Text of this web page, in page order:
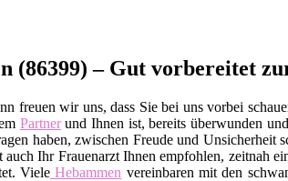
(86399) – Gut vorbereitet
freuen wir uns, dass Sie bei uns vorbei
Partnerund Ihnen ist, bereits überwunden
haben, zwischen Freude und
Ihr Frauenarzt Ihnen empfohlen, zeitnah
VieleHebammen vereinbaren mit den